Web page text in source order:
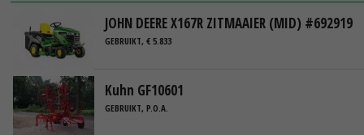
JOHN DEERE X167R ZITMAAIER (MID) #692919
GEBRUIKT, € 5.833
Kuhn GF10601
GEBRUIKT, P.O.A.